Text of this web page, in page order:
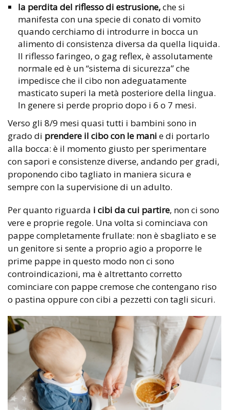
la perdita del riflesso di estrusione,che si
manifesta con una specie di conato di vomito
quando cerchiamo di introdurre in bocca un
alimento di consistenza diversa da quella liquida.
Il riflesso faringeo, o gag reflex, è assolutamente
normale ed è un “sistema di sicurezza” che
impedisce che il cibo non adeguatamente
masticato superi la metà posteriore della lingua.
In genere si perde proprio dopo i 6 o 7 mesi.
Verso gli 8/9 mesi quasi tutti i bambini sono in
grado di prendere il cibo con le mani e di portarlo
alla bocca: è il momento giusto per sperimentare
con sapori e consistenze diverse, andando per gradi,
proponendo cibo tagliato in maniera sicura e
sempre con la supervisione di un adulto.
Per quanto riguarda i cibi da cui partire, non ci sono
vere e proprie regole. Una volta si cominciava con
pappe completamente frullate: non è sbagliato e se
un genitore si sente a proprio agio a proporre le
prime pappe in questo modo non ci sono
controindicazioni, ma è altrettanto corretto
cominciare con pappe cremose che contengano riso
o pastina oppure con cibi a pezzetti con tagli sicuri.